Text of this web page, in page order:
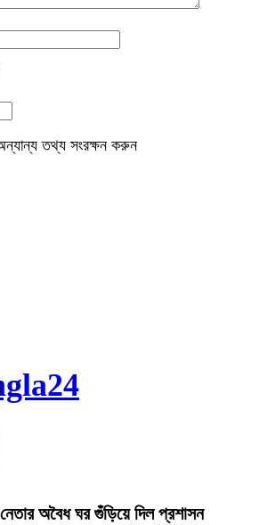
তথ্য সংরক্ষন করুন
অবৈধ ঘর গুঁড়িয়ে দিল প্রশাসন